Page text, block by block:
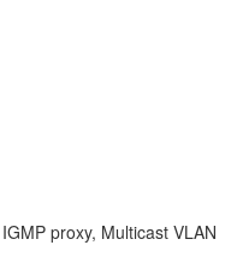
proxy, Multicast VLAN